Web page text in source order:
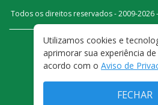
Todos os direitos reservados - 2009-2026
FALE CONOSCO
TERMOS E CONDIÇÕES
Utilizamos cookies e
aprimorar sua experiência
acordo com o Aviso de
FECHAR